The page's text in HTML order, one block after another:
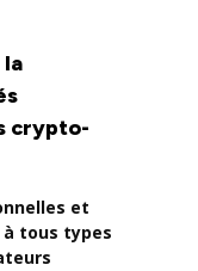
crypto-
et
tous types